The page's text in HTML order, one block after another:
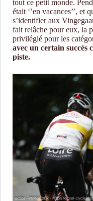
tout ce petit monde.
était ‘’en vacances’’, et
s’identifier aux
fait relâche pour eux, la
privilégié pour les
avec un certain succès
piste.